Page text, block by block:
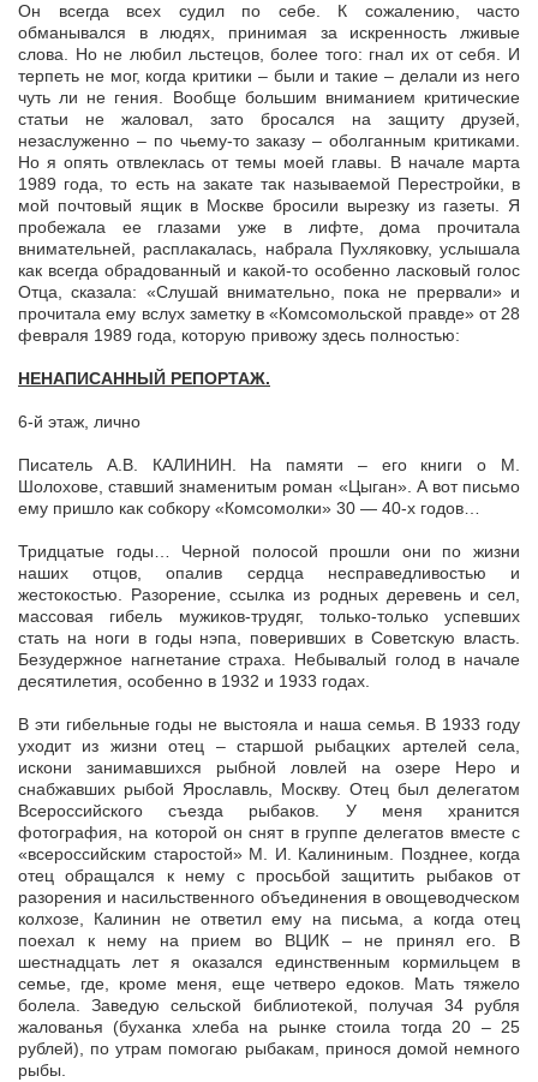
Он всегда всех судил по себе. К сожалению, часто
обманывался в людях, принимая за искренность лживые
слова. Но не любил льстецов, более того: гнал их от себя. И
терпеть не мог, когда критики – были и такие – делали из него
чуть ли не гения. Вообще большим вниманием критические
статьи не жаловал, зато бросался на защиту друзей,
незаслуженно – по чьему-то заказу – оболганным критиками.
Но я опять отвлеклась от темы моей главы. В начале марта
1989 года, то есть на закате так называемой Перестройки, в
мой почтовый ящик в Москве бросили вырезку из газеты. Я
пробежала ее глазами уже в лифте, дома прочитала
внимательней, расплакалась, набрала Пухляковку, услышала
как всегда обрадованный и какой-то особенно ласковый голос
Отца, сказала: «Слушай внимательно, пока не прервали» и
прочитала ему вслух заметку в «Комсомольской правде» от 28
февраля 1989 года, которую привожу здесь полностью:
НЕНАПИСАННЫЙ РЕПОРТАЖ.
6-й этаж, лично
Писатель А.В. КАЛИНИН. На памяти – его книги о М.
Шолохове, ставший знаменитым роман «Цыган». А вот письмо
ему пришло как собкору «Комсомолки» 30 — 40-х годов…
Тридцатые годы… Черной полосой прошли они по жизни
наших отцов, опалив сердца несправедливостью и
жестокостью. Разорение, ссылка из родных деревень и сел,
массовая гибель мужиков-трудяг, только-только успевших
стать на ноги в годы нэпа, поверивших в Советскую власть.
Безудержное нагнетание страха. Небывалый голод в начале
десятилетия, особенно в 1932 и 1933 годах.
В эти гибельные годы не выстояла и наша семья. В 1933 году
уходит из жизни отец – старшой рыбацких артелей села,
искони занимавшихся рыбной ловлей на озере Неро и
снабжавших рыбой Ярославль, Москву. Отец был делегатом
Всероссийского съезда рыбаков. У меня хранится
фотография, на которой он снят в группе делегатов вместе с
«всероссийским старостой» М. И. Калининым. Позднее, когда
отец обращался к нему с просьбой защитить рыбаков от
разорения и насильственного объединения в овощеводческом
колхозе, Калинин не ответил ему на письма, а когда отец
поехал к нему на прием во ВЦИК – не принял его. В
шестнадцать лет я оказался единственным кормильцем в
семье, где, кроме меня, еще четверо едоков. Мать тяжело
болела. Заведую сельской библиотекой, получая 34 рубля
жалованья (буханка хлеба на рынке стоила тогда 20 – 25
рублей), по утрам помогаю рыбакам, принося домой немного
рыбы.